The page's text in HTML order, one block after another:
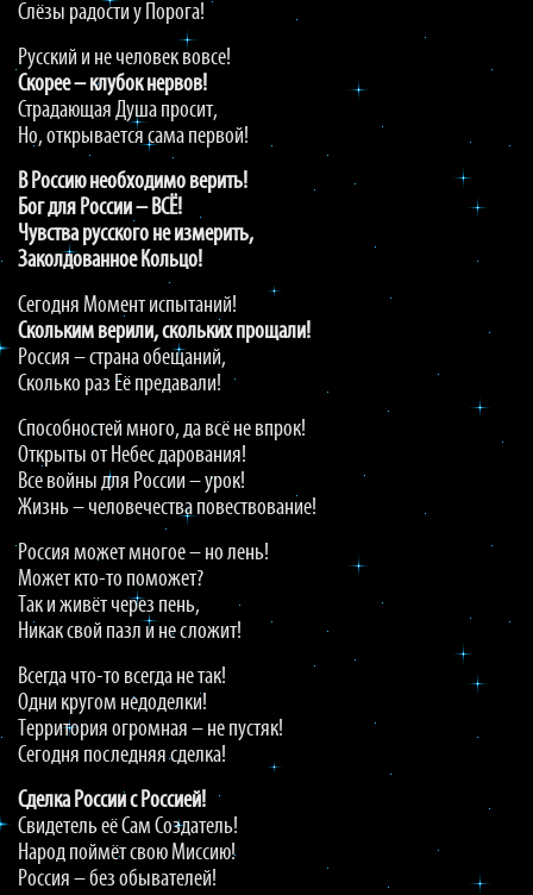
Слёзы радости у Порога!
Русский и не человек вовсе!
Скорее – клубок нервов!
Страдающая Душа просит,
Но, открывается сама первой!
В Россию необходимо верить!
Бог для России – ВСЁ!
Чувства русского не измерить,
Заколдованное Кольцо!
Сегодня Момент испытаний!
Скольким верили, скольких прощали!
Россия – страна обещаний,
Сколько раз Её предавали!
Способностей много, да всё не впрок!
Открыты от Небес дарования!
Все войны для России – урок!
Жизнь – человечества повествование!
Россия может многое – но лень!
Может кто-то поможет?
Так и живёт через пень,
Никак свой пазл и не сложит!
Всегда что-то всегда не так!
Одни кругом недоделки!
Территория огромная – не пустяк!
Сегодня последняя сделка!
Сделка России с Россией!
Свидетель её Сам Создатель!
Народ поймёт свою Миссию!
Россия – без обывателей!